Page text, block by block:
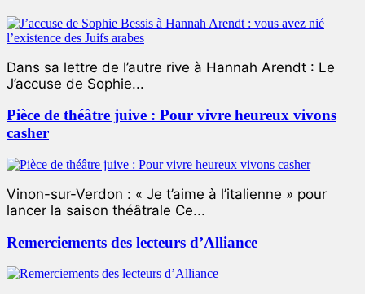
Dans sa lettre de l’autre rive à Hannah Arendt : Le
J’accuse de Sophie...
Pièce de théâtre juive : Pour vivre heureux vivons
casher
Vinon-sur-Verdon : « Je t’aime à l’italienne » pour
lancer la saison théâtrale Ce...
Remerciements des lecteurs d’Alliance